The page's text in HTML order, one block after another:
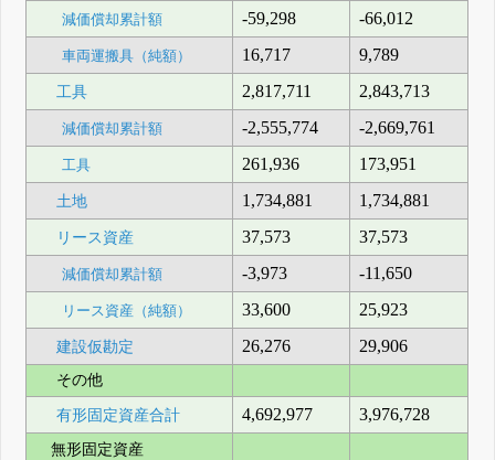
減価償却累計額 -59,298 -66,012
車両運搬具（純額） 16,717 9,789
工具 2,817,711 2,843,713
減価償却累計額 -2,555,774 -2,669,761
工具 261,936 173,951
土地 1,734,881 1,734,881
リース資産 37,573 37,573
減価償却累計額 -3,973 -11,650
リース資産（純額） 33,600 25,923
建設仮勘定 26,276 29,906
その他
有形固定資産合計 4,692,977 3,976,728
無形固定資産